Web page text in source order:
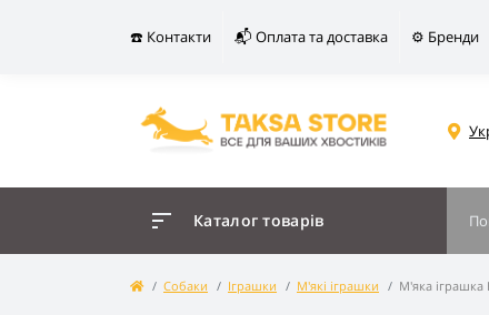
☎️ Контакти 📬 Оплата та доставка ⚙️ Бренди
Каталог товарів
Собаки Іграшки М'які іграшки М'яка